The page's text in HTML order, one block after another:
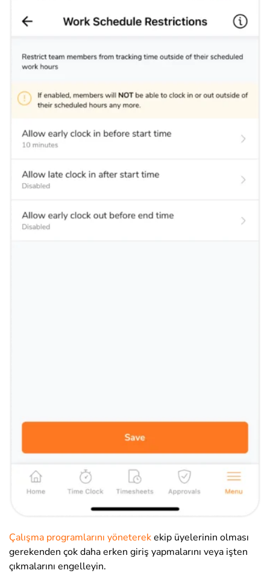
Çalışma programlarını yöneterekekip üyelerinin olması
gerekenden çok daha erken giriş yapmalarını veya işten
çıkmalarını engelleyin.